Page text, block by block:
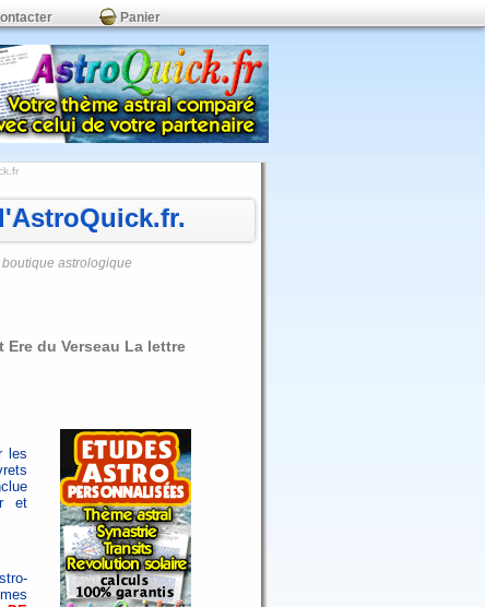
Panier
astrologique
du Verseau La lettre
les
et